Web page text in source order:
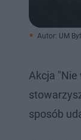
Autor: UM
Akcja "Nie
sposób